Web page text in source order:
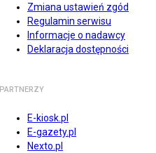
Zmiana ustawień zgód
Regulamin serwisu
Informacje o nadawcy
Deklaracja dostępności
PARTNERZY
E-kiosk.pl
E-gazety.pl
Nexto.pl